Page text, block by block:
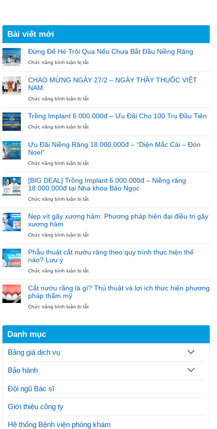
Bài viết mới
Đừng Để Hè Trôi Qua Nếu Chưa Bắt Đầu Niềng Răng
Chức năng bình luận bị tắtở
Để
Hè
Qua
Chưa
Đầu
Răng
CHÀO MỪNG NGÀY 27/2 – NGÀY THẦY THUỐC VIỆT
NAM
Chức năng bình luận bị tắtở
MỪNG
27/2
NGÀY
VIỆT
Trồng Implant 6.000.000đ – Ưu Đãi Cho 100 Trụ Đầu Tiên
Chức năng bình luận bị tắtở
Implant
6.000.000đ
Ưu
Cho
100
Trụ
Đầu
Ưu Đãi Niềng Răng 18.000.000đ – “Diện Mắc Cài – Đón
Noel”
Chức năng bình luận bị tắtở
Niềng
Răng
18.000.000đ
“Diện
–
Noel”
[BIG DEAL] Trồng Implant 6.000.000đ – Niềng răng
18.000.000đ tại Nha khoa Bảo Ngọc
Chức năng bình luận bị tắtở
DEAL]
6.000.000đ
Niềng
tại
khoa
Nẹp vít gãy xương hàm: Phương pháp hiện đại điều trị gãy
xương hàm
Chức năng bình luận bị tắtở
hàm:
pháp
điều
Phẫu thuật cắt nướu răng theo quy trình thực hiện thế
nào? Lưu ý
Chức năng bình luận bị tắtở
thuật
răng
hiện
Cắt nướu răng là gì? Thủ thuật và lợi ích thực hiện phương
pháp thẩm mỹ
Chức năng bình luận bị tắtở
gì?
mỹ
Danh mục
Bảng giá dịch vụ
Bảo hành
Đội ngũ Bác sĩ
Giới thiệu công ty
Hệ thống Bệnh viện phòng khám